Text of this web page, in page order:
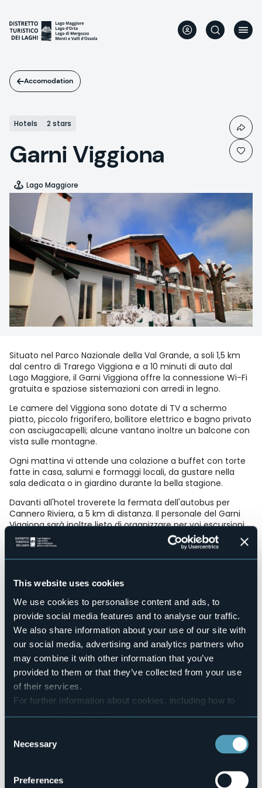
This website uses cookies
We use cookies to personalise content and ads, to
provide social media features and to analyse our traffic.
We also share information about your use of our site with
our social media, advertising and analytics partners who
may combine it with other information that you’ve
provided to them or that they’ve collected from your use
of their services.
For further information about cookies, including how to
manage and delete themclick here.
Selection
Necessary
Preferences
main
content
Accomodation
Hotels 2 stars
Garni Viggiona
Lago Maggiore
Situato nel Parco Nazionale della Val Grande, a soli 1,5 km
dal centro di Trarego Viggiona e a 10 minuti di auto dal
Lago Maggiore, il Garni Viggiona offre la connessione Wi-Fi
gratuita e spaziose sistemazioni con arredi in legno.
Le camere del Viggiona sono dotate di TV a schermo
piatto, piccolo frigorifero, bollitore elettrico e bagno privato
con asciugacapelli; alcune vantano inoltre un balcone con
vista sulle montagne.
Ogni mattina vi attende una colazione a buffet con torte
fatte in casa, salumi e formaggi locali, da gustare nella
sala dedicata o in giardino durante la bella stagione.
Davanti all'hotel troverete la fermata dell'autobus per
Cannero Riviera, a 5 km di distanza. Il personale del Garni
Viggiona sarà inoltre lieto di organizzare per voi escursioni
gratuite alla scoperta della Val Grande.
Accesible for disables guests
No
Wellness
No
Conference hall
No
Swimming pool
No
Pets allowed
Sì
Number of rooms
8
Number of beds
E-mail
+39 328 0105021 / 333 8668698